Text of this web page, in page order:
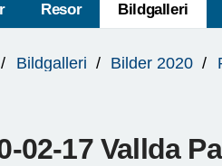
Resor Bildgalleri
Bildgalleri Bilder 2020
02-17 Vallda